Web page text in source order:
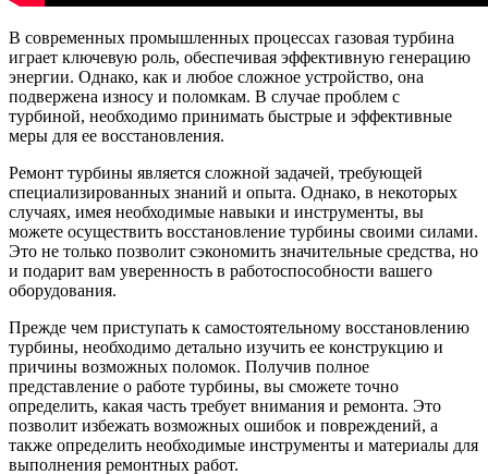
В современных промышленных процессах газовая турбина
играет ключевую роль, обеспечивая эффективную генерацию
энергии. Однако, как и любое сложное устройство, она
подвержена износу и поломкам. В случае проблем с
турбиной, необходимо принимать быстрые и эффективные
меры для ее восстановления.
Ремонт турбины является сложной задачей, требующей
специализированных знаний и опыта. Однако, в некоторых
случаях, имея необходимые навыки и инструменты, вы
можете осуществить восстановление турбины своими силами.
Это не только позволит сэкономить значительные средства, но
и подарит вам уверенность в работоспособности вашего
оборудования.
Прежде чем приступать к самостоятельному восстановлению
турбины, необходимо детально изучить ее конструкцию и
причины возможных поломок. Получив полное
представление о работе турбины, вы сможете точно
определить, какая часть требует внимания и ремонта. Это
позволит избежать возможных ошибок и повреждений, а
также определить необходимые инструменты и материалы для
выполнения ремонтных работ.